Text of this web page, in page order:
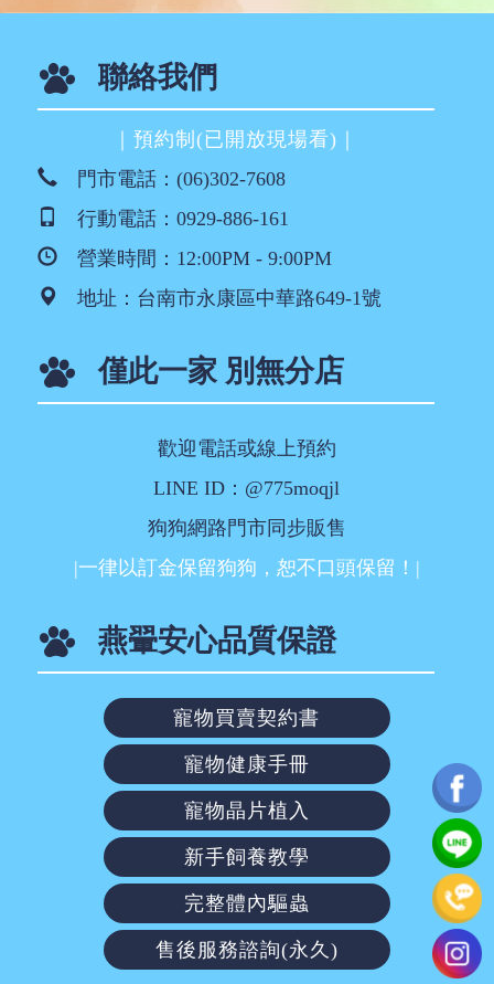
聯絡我們
｜預約制(已開放現場看)｜
門市電話： (06)302-7608
行動電話： 0929-886-161
營業時間：12:00PM - 9:00PM
地址： 台南市永康區中華路649-1號
僅此一家 別無分店
歡迎電話或線上預約
LINE ID：@775moqjl
狗狗網路門市同步販售
|一律以訂金保留狗狗，恕不口頭保留！|
燕翬安心品質保證
寵物買賣契約書
寵物健康手冊
寵物晶片植入
新手飼養教學
完整體內驅蟲
售後服務諮詢(永久)